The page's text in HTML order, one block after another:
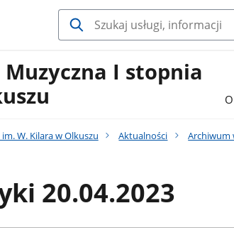
Muzyczna I stopnia
W. Kilara w Olkuszu Aktualności Archiwum
20.04.2023